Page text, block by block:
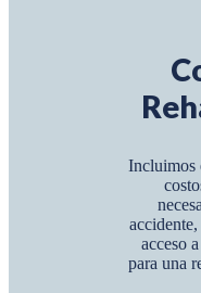
Incluimos
acceso
para una